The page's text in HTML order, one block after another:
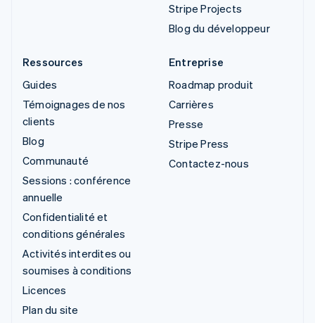
Stripe Projects
Blog du développeur
Ressources
Guides
Témoignages de nos
clients
Blog
Communauté
Sessions : conférence
annuelle
Confidentialité et
conditions générales
Activités interdites ou
soumises à conditions
Licences
Plan du site
Entreprise
Roadmap produit
Carrières
Presse
Stripe Press
Contactez-nous